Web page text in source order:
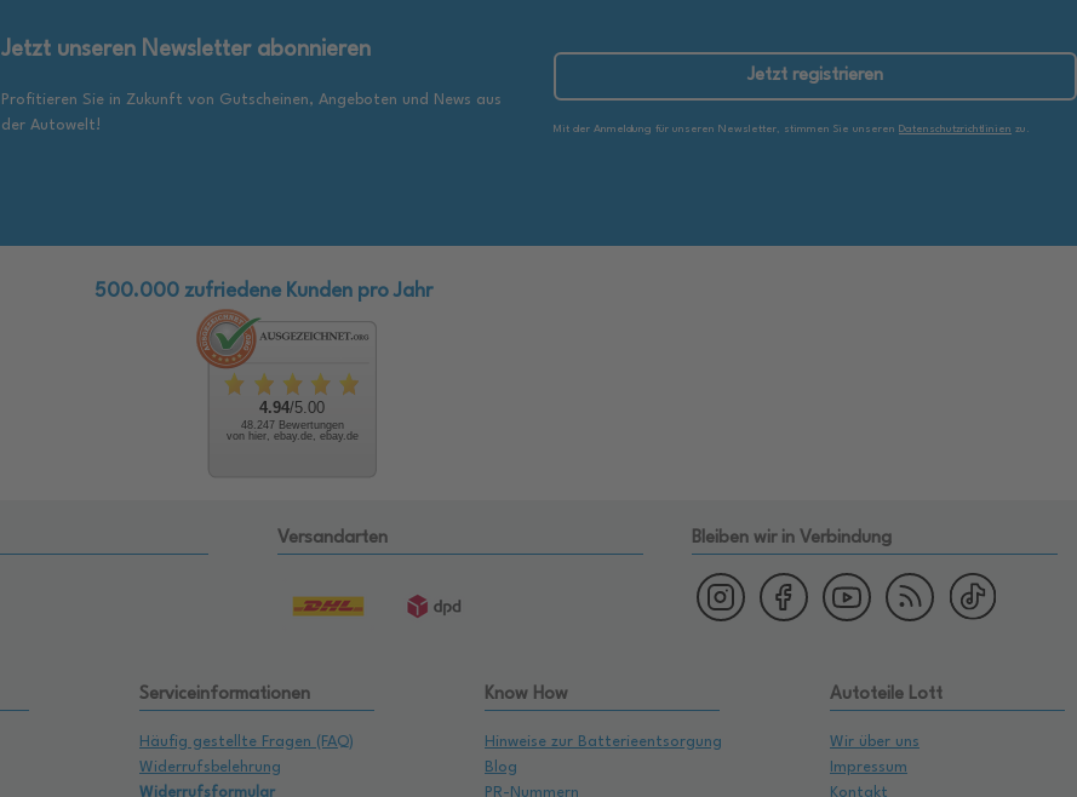
Jetzt unseren Newsletter abonnieren
Profitieren Sie in Zukunft von Gutscheinen, Angeboten und News aus
der Autowelt!
Jetzt registrieren
Mit der Anmeldung für unseren Newsletter, stimmen Sie unseren Datenschutzrichtlinien zu.
500.000 zufriedene Kunden pro Jahr
4.94/5.00
48.247 Bewertungen
von hier, ebay.de, ebay.de
Versandarten Bleiben wir in Verbindung
Serviceinformationen
Häufig gestellte Fragen (FAQ)
Widerrufsbelehrung
Widerrufsformular
Know How
Hinweise zur Batterieentsorgung
Blog
PR-Nummern
Autoteile Lott
Wir über uns
Impressum
Kontakt